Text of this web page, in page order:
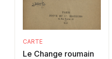
CARTE
Le Change roumain